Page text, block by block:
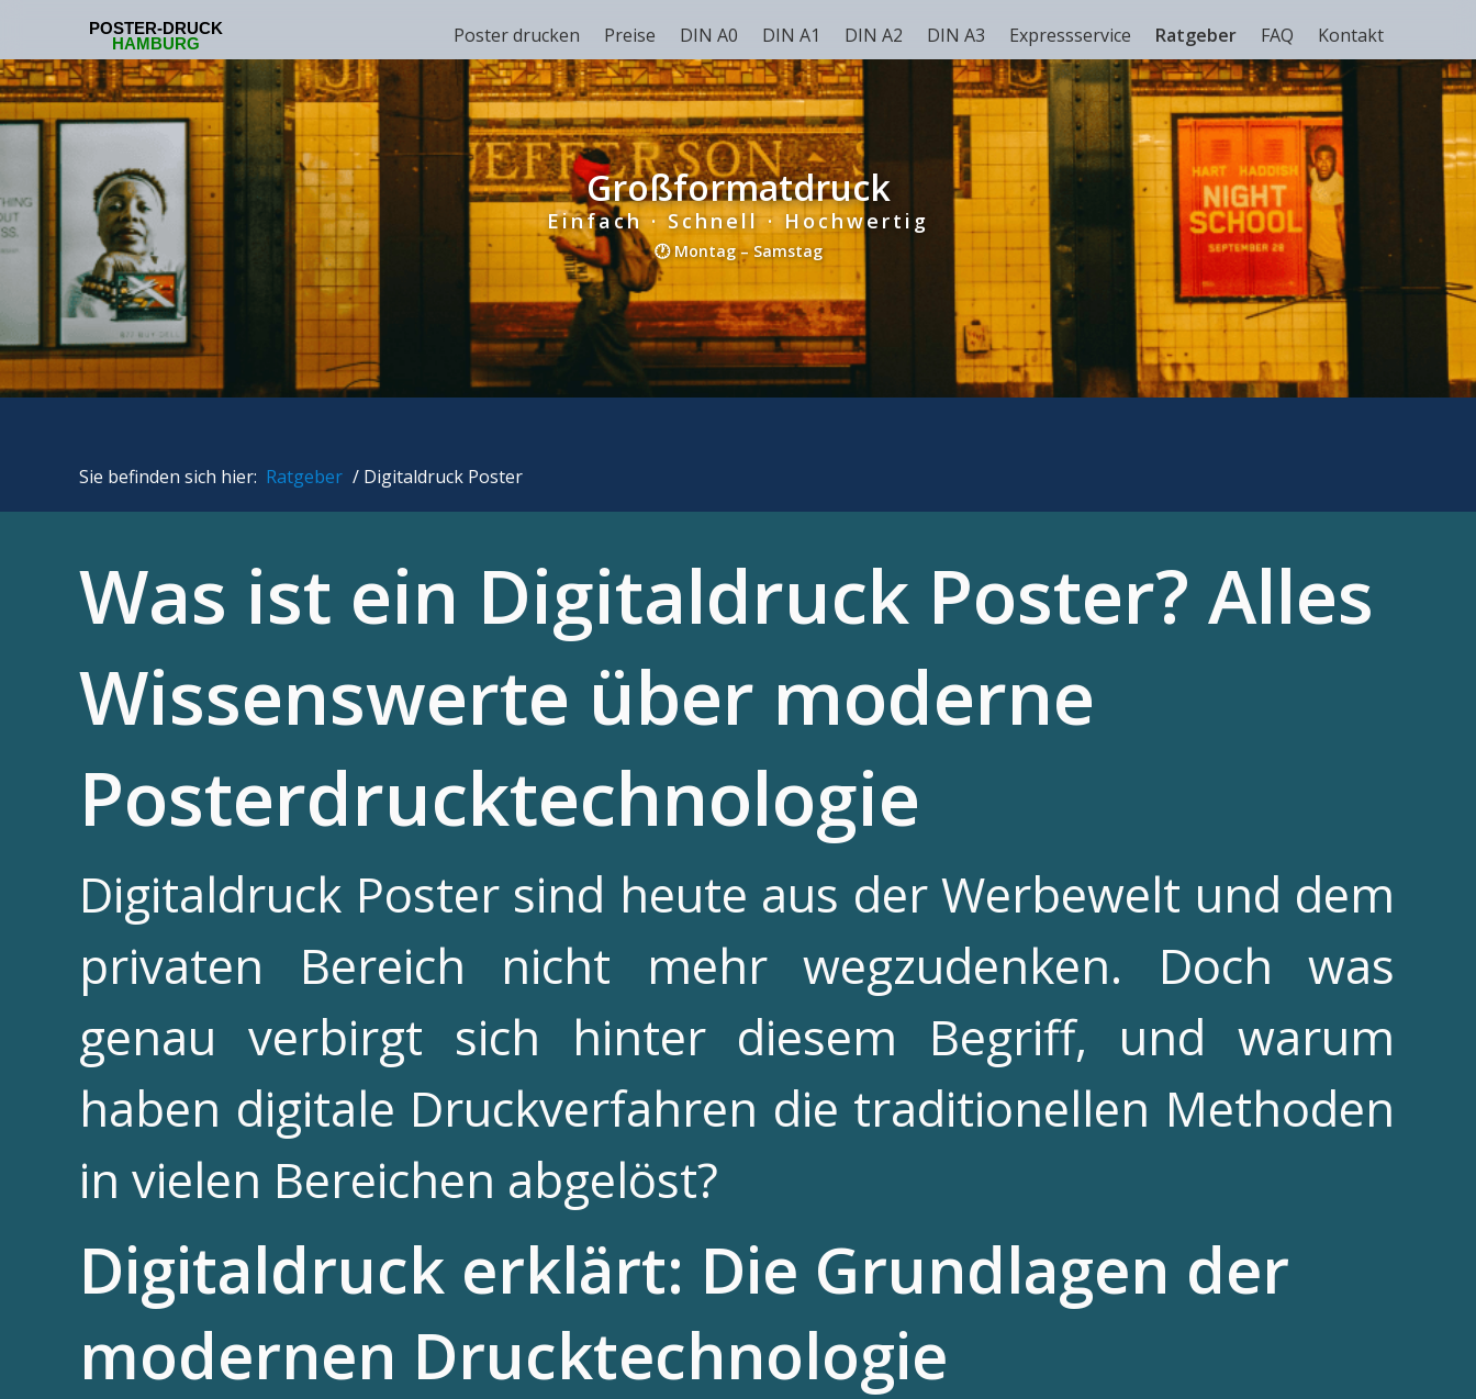
Poster drucken Preise DIN A0 DIN A1 DIN A2 DIN A3 Expressservice Ratgeber FAQ Kontakt
Großformatdruck
Einfach · Schnell · Hochwertig
🕐 Montag – Samstag
Sie befinden sich hier: Ratgeber / Digitaldruck Poster
Was ist ein Digitaldruck Poster? Alles
Wissenswerte über moderne
Posterdrucktechnologie
Digitaldruck Poster sind heute aus der Werbewelt und dem
privaten Bereich nicht mehr wegzudenken. Doch was
genau verbirgt sich hinter diesem Begriff, und warum
haben digitale Druckverfahren die traditionellen Methoden
in vielen Bereichen abgelöst?
Digitaldruck erklärt: Die Grundlagen der
modernen Drucktechnologie